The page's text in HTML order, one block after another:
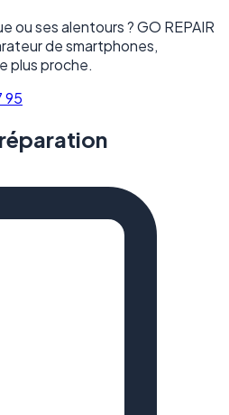
ou ses alentours ? GO REPAIR
de smartphones,
plus proche.
95